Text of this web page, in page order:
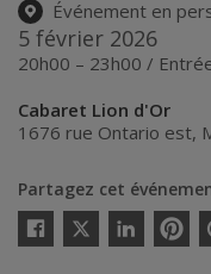
Événement en
5 février 2026
20h00 – 23h00 /
Cabaret Lion d'Or
1676 rue Ontario est,
Partagez cet
Twitter